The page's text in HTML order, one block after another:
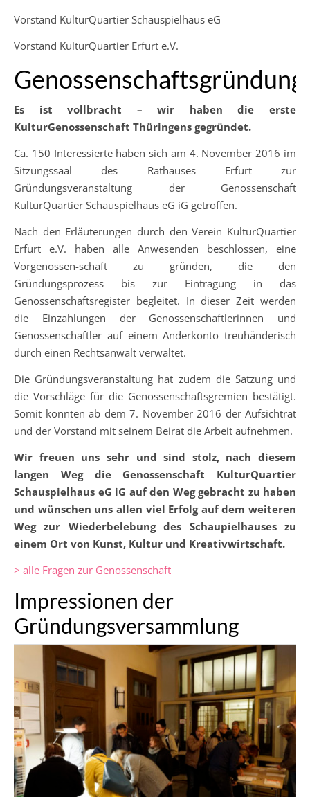
Vorstand KulturQuartier Schauspielhaus eG
Vorstand KulturQuartier Erfurt e.V.
Genossenschaftsgründung
Es ist vollbracht – wir haben die erste
KulturGenossenschaft Thüringens gegründet.
Ca. 150 Interessierte haben sich am 4. November 2016 im
Sitzungssaal des Rathauses Erfurt zur
Gründungsveranstaltung der Genossenschaft
KulturQuartier Schauspielhaus eG iG getroffen.
Nach den Erläuterungen durch den Verein KulturQuartier
Erfurt e.V. haben alle Anwesenden beschlossen, eine
Vorgenossen-schaft zu gründen, die den
Gründungsprozess bis zur Eintragung in das
Genossenschaftsregister begleitet. In dieser Zeit werden
die Einzahlungen der Genossenschaftlerinnen und
Genossenschaftler auf einem Anderkonto treuhänderisch
durch einen Rechtsanwalt verwaltet.
Die Gründungsveranstaltung hat zudem die Satzung und
die Vorschläge für die Genossenschaftsgremien bestätigt.
Somit konnten ab dem 7. November 2016 der Aufsichtrat
und der Vorstand mit seinem Beirat die Arbeit aufnehmen.
Wir freuen uns sehr und sind stolz, nach diesem
langen Weg die Genossenschaft KulturQuartier
Schauspielhaus eG iG auf den Weg gebracht zu haben
und wünschen uns allen viel Erfolg auf dem weiteren
Weg zur Wiederbelebung des Schaupielhauses zu
einem Ort von Kunst, Kultur und Kreativwirtschaft.
> alle Fragen zur Genossenschaft
Impressionen der
Gründungsversammlung